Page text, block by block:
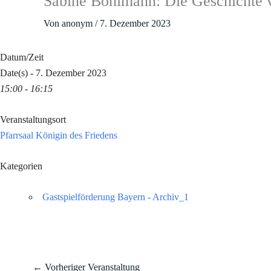
Von anonym / 7. Dezember 2023
Datum/Zeit
Date(s) - 7. Dezember 2023
15:00 - 16:15
Veranstaltungsort
Pfarrsaal Königin des Friedens
Kategorien
Gastspielförderung Bayern - Archiv_1
← Vorheriger Veranstaltung